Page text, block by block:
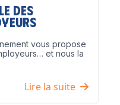
des
vous propose
et nous la
Lire la suite